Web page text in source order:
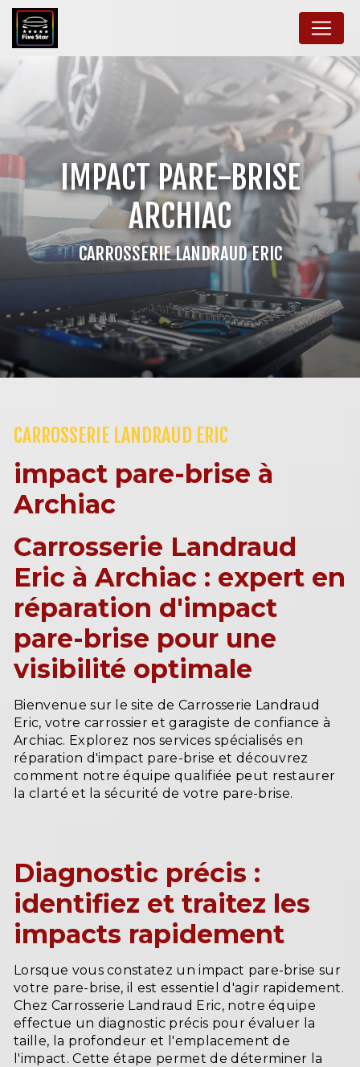
IMPACT PARE-BRISE
ARCHIAC
CARROSSERIE LANDRAUD ERIC
CARROSSERIE LANDRAUD ERIC
impact pare-brise à
Archiac
Carrosserie Landraud
Eric à Archiac : expert en
réparation d'impact
pare-brise pour une
visibilité optimale
Bienvenue sur le site de Carrosserie Landraud
Eric, votre carrossier et garagiste de confiance à
Archiac. Explorez nos services spécialisés en
réparation d'impact pare-brise et découvrez
comment notre équipe qualifiée peut restaurer
la clarté et la sécurité de votre pare-brise.
Diagnostic précis :
identifiez et traitez les
impacts rapidement
Lorsque vous constatez un impact pare-brise sur
votre pare-brise, il est essentiel d'agir rapidement.
Chez Carrosserie Landraud Eric, notre équipe
effectue un diagnostic précis pour évaluer la
taille, la profondeur et l'emplacement de
l'impact. Cette étape permet de déterminer la
Panneau de gestion des cookies